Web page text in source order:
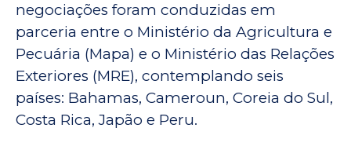
negociações foram conduzidas em
parceria entre o Ministério da Agricultura e
Pecuária (Mapa) e o Ministério das Relações
Exteriores (MRE), contemplando seis
países: Bahamas, Cameroun, Coreia do Sul,
Costa Rica, Japão e Peru.